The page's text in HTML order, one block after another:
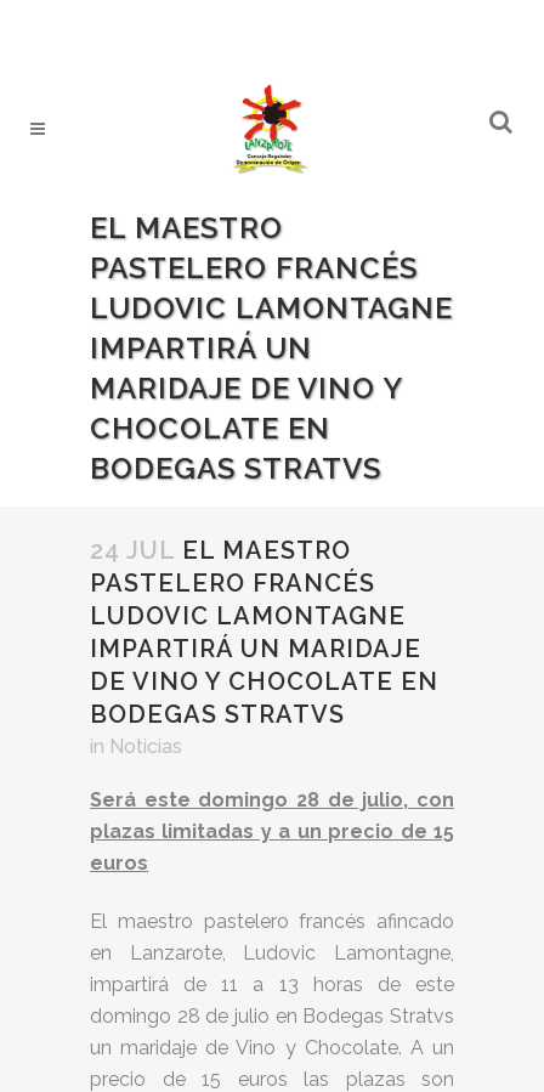
EL MAESTRO
PASTELERO FRANCÉS
LUDOVIC LAMONTAGNE
IMPARTIRÁ UN
MARIDAJE DE VINO Y
CHOCOLATE EN
BODEGAS STRATVS
24 JUL EL MAESTRO
PASTELERO FRANCÉS
LUDOVIC LAMONTAGNE
IMPARTIRÁ UN MARIDAJE
DE VINO Y CHOCOLATE EN
BODEGAS STRATVS
in Noticias
Será este domingo 28 de julio, con
plazas limitadas y a un precio de 15
euros
El maestro pastelero francés afincado
en Lanzarote, Ludovic Lamontagne,
impartirá de 11 a 13 horas de este
domingo 28 de julio en Bodegas Stratvs
un maridaje de Vino y Chocolate. A un
precio de 15 euros las plazas son